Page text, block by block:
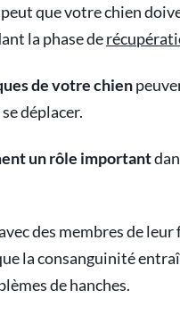
que votre chien
la phase de
de votre chien
déplacer.
un rôle important
des membres de
la consanguinité
de hanches.